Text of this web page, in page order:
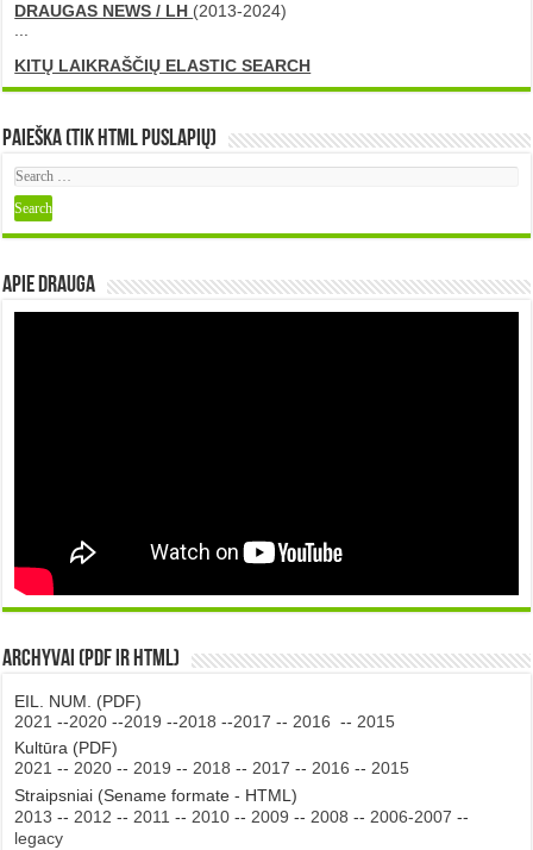
DRAUGAS NEWS / LH (2013-2024)
...
KITŲ LAIKRAŠČIŲ ELASTIC SEARCH
Paieška (tik HTML puslapių)
Apie DRAUGA
Archyvai (PDF ir HTML)
EIL. NUM. (PDF)
2021 --2020 --2019 --2018 --2017 --2016 --2015
Kultūra (PDF)
2021 --2020 --2019 --2018 --2017 --2016 --2015
Straipsniai (Sename formate - HTML)
2013 --2012 --2011 --2010 --2009 --2008 --2006-2007 --
legacy